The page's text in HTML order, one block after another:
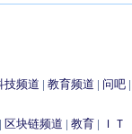
技频道 | 教育频道 | 问吧 |
| 区块链频道 | 教育 |
ＩＴ